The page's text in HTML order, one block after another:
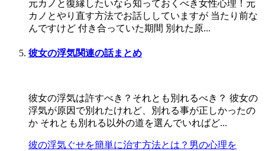
元カノと復縁したいなら知っておくべき女性心理！元
カノとやり直す方法でお話ししていますが 当たり前な
んですけど 付き合っていた期間 別れた原...
彼女の浮気関連の話まとめ
彼女の浮気は許すべき？それとも別れるべき？ 彼女の
浮気が原因で別れたけれど、別れる事が正しかったの
か それとも別れる以外の道を選んでいればど...
彼の浮気ぐせを簡単に治す方法とは？男の心理を